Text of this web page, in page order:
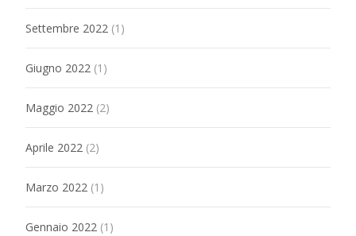
Settembre 2022 (1)
Giugno 2022 (1)
Maggio 2022 (2)
Aprile 2022 (2)
Marzo 2022 (1)
Gennaio 2022 (1)